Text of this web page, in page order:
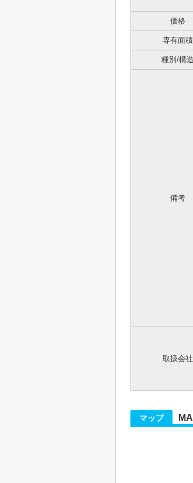
価格
専有面積
種別/構造
備考
取扱会社
マップ